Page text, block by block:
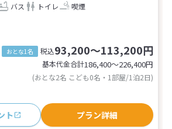
バス トイレ 喫煙
おとな1名 税込93,200～113,200円
基本代金合計186,400〜226,400円
(おとな2名 こども0名・1部屋/1泊2日)
ト プラン詳細